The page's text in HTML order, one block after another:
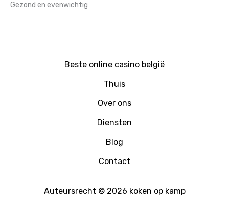
Gezond en evenwichtig
Beste online casino belgië
Thuis
Over ons
Diensten
Blog
Contact
Auteursrecht © 2026 koken op kamp